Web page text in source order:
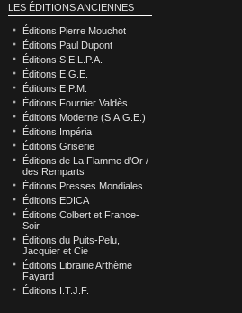
LES ÉDITIONS ANCIENNES
Éditions Pierre Mouchot
Éditions Paul Dupont
Éditions S.E.L.P.A.
Éditions E.G.E.
Éditions E.P.M.
Éditions Fournier Valdès
Éditions Moderne (S.A.G.E.)
Éditions Impéria
Éditions Griserie
Éditions de La Flamme d’Or /
des Remparts
Éditions Presses Mondiales
Éditions EDICA
Éditions Colbert et France-
Soir
Éditions du Puits-Pelu,
Jacquier et Cie
Éditions Librairie Arthème
Fayard
Éditions I.T.J.F.